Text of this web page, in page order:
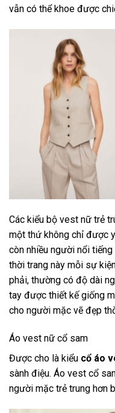
vẫn có thể khoe được
Các kiểu bộ vest nữ trẻ
một thứ không chỉ được
còn nhiều người nổi
thời trang này mỗi sự
phải, thường có độ dài
tay được thiết kế giống
cho người mặc vẽ đẹp
Áo vest nữ cổ sam
Được cho là kiểu cổ áo
sành điệu. Áo vest cổ
người mặc trẻ trung hơn